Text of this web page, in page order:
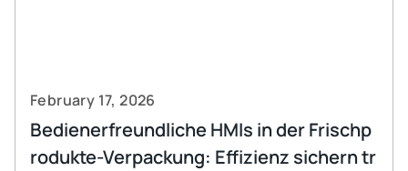
February 17, 2026
Bedienerfreundliche HMIs in der Frischp
rodukte-Verpackung: Effizienz sichern tr